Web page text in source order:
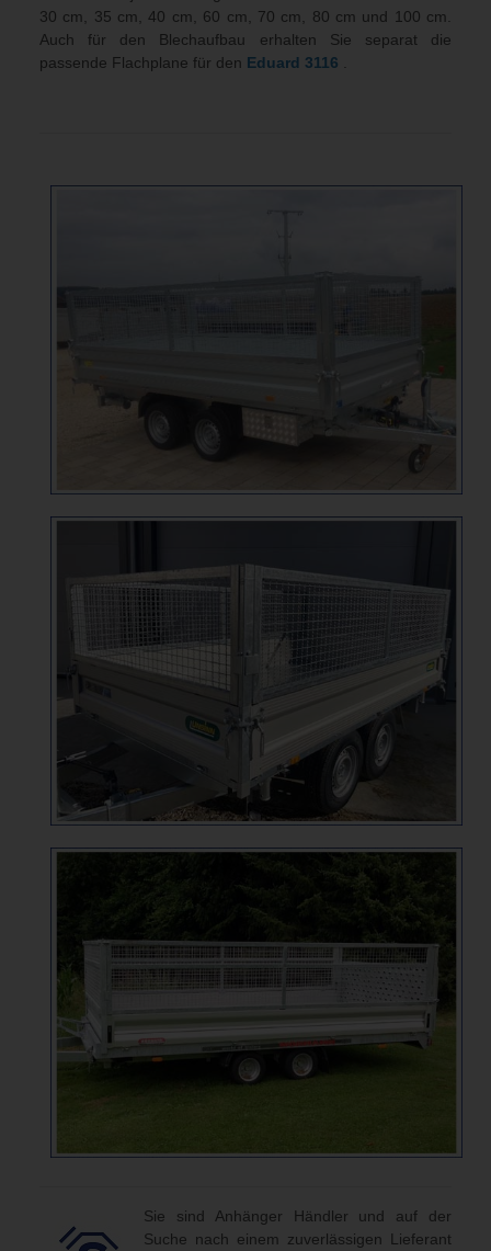
30 cm, 35 cm, 40 cm, 60 cm, 70 cm, 80 cm und 100 cm.
Auch für den Blechaufbau erhalten Sie separat die
passende Flachplane für den Eduard 3116
Sie sind Anhänger Händler und auf der
Suche nach einem zuverlässigen Lieferant